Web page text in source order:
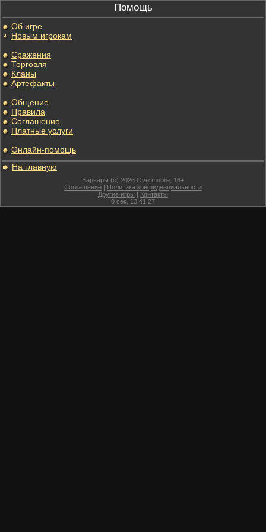
Помощь
Об игре
Новым игрокам
Сражения
Торговля
Кланы
Артефакты
Общение
Правила
Соглашение
Платные услуги
Онлайн-помощь
На главную
Варвары (c) 2026 Overmobile, 16+
Соглашение | Политика конфиденциальности
Другие игры | Контакты
0 сек, 13:41:27